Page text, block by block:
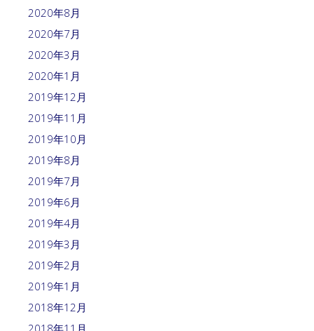
2020年8月
2020年7月
2020年3月
2020年1月
2019年12月
2019年11月
2019年10月
2019年8月
2019年7月
2019年6月
2019年4月
2019年3月
2019年2月
2019年1月
2018年12月